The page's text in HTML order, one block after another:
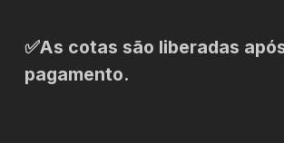
✅As cotas são liberadas
pagamento.